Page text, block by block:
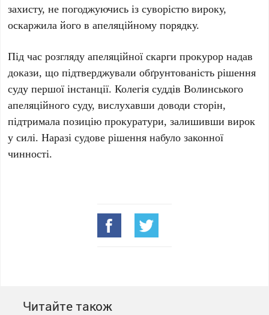
захисту, не погоджуючись із суворістю вироку,
оскаржила його в апеляційному порядку.
Під час розгляду апеляційної скарги прокурор надав
докази, що підтверджували обґрунтованість рішення
суду першої інстанції. Колегія суддів Волинського
апеляційного суду, вислухавши доводи сторін,
підтримала позицію прокуратури, залишивши вирок
у силі. Наразі судове рішення набуло законної
чинності.
Читайте також